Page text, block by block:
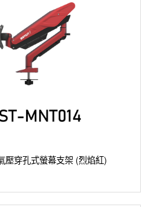
壓穿孔式螢幕支架 (烈焰紅)